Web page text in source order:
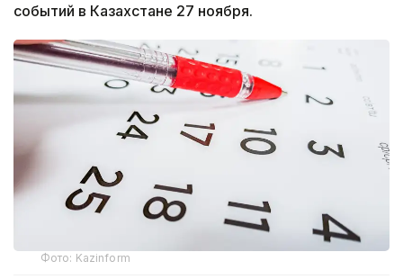
событий в Казахстане 27 ноября.
Фото: Kazinform